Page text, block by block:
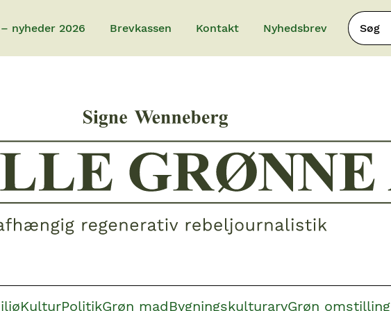
nyheder 2026 Brevkassen Kontakt Nyhedsbrev
Søg
KulturPolitikGrøn madBygningskulturarvGrøn omstilling